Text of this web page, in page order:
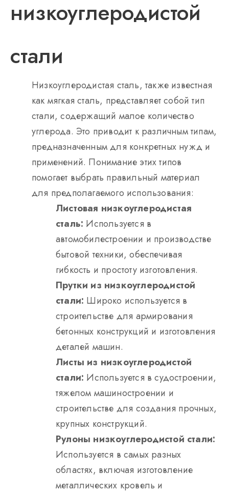
низкоуглеродистой
стали
Низкоуглеродистая сталь, также известная
как мягкая сталь, представляет собой тип
стали, содержащий малое количество
углерода. Это приводит к различным типам,
предназначенным для конкретных нужд и
применений. Понимание этих типов
помогает выбрать правильный материал
для предполагаемого использования:
Листовая низкоуглеродистая
сталь: Используется в
автомобилестроении и производстве
бытовой техники, обеспечивая
гибкость и простоту изготовления.
Прутки из низкоуглеродистой
стали: Широко используется в
строительстве для армирования
бетонных конструкций и изготовления
деталей машин.
Листы из низкоуглеродистой
стали: Используется в судостроении,
тяжелом машиностроении и
строительстве для создания прочных,
крупных конструкций.
Рулоны низкоуглеродистой стали:
Используется в самых разных
областях, включая изготовление
металлических кровель и